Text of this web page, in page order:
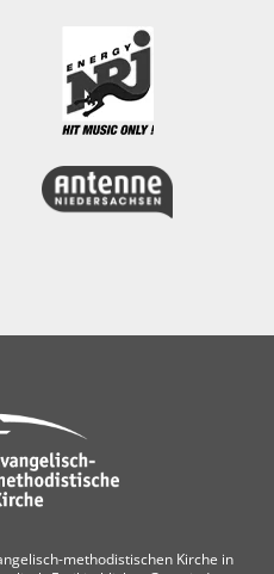
methodistischen Kirche in